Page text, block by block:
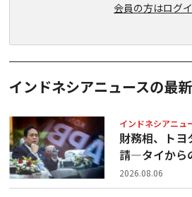
会員の方はログ
インドネシアニュースの最
インドネシアニュ
財務相、トヨ
請—タイから
2026.08.06